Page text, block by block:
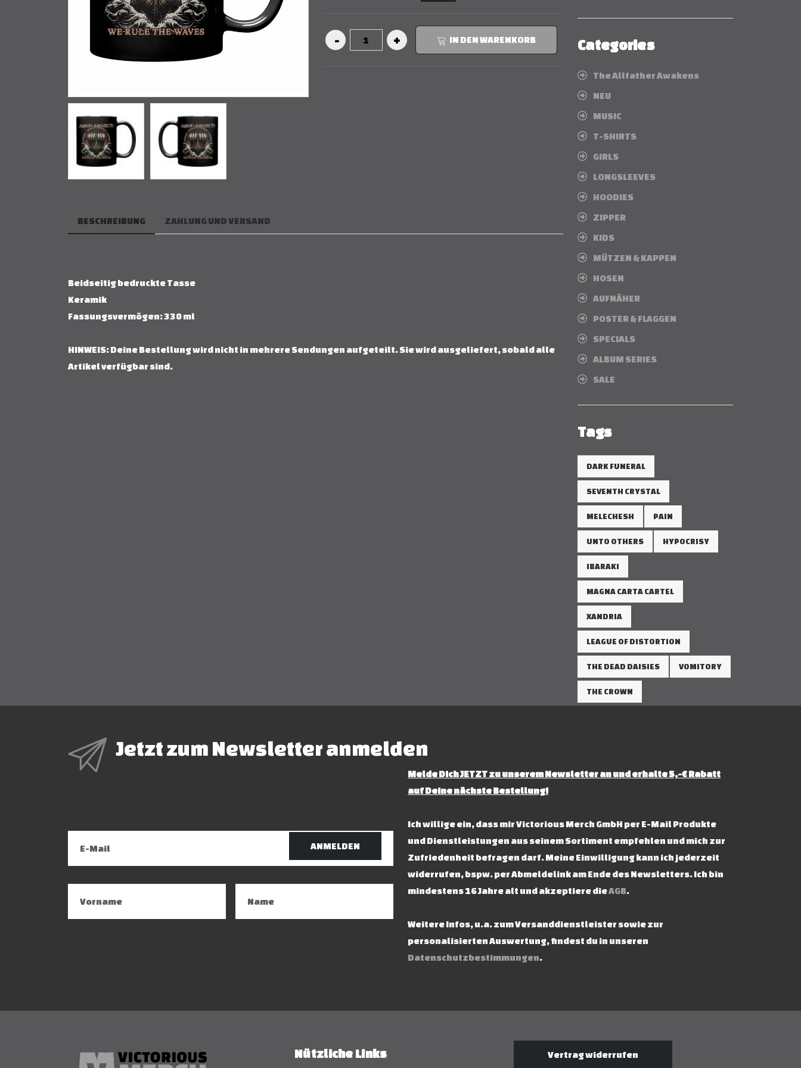
IN DEN WARENKORB
BESCHREIBUNG ZAHLUNG UND VERSAND
Beidseitig bedruckte Tasse
Keramik
Fassungsvermögen: 330 ml
HINWEIS: Deine Bestellung wird nicht in mehrere Sendungen aufgeteilt. Sie wird ausgeliefert, sobald alle
Artikel verfügbar sind.
Categories
The Allfather Awakens
NEU
MUSIC
T-SHIRTS
GIRLS
LONGSLEEVES
HOODIES
ZIPPER
KIDS
MÜTZEN & KAPPEN
HOSEN
AUFNÄHER
POSTER & FLAGGEN
SPECIALS
ALBUM SERIES
SALE
Tags
DARK FUNERAL
SEVENTH CRYSTAL
MELECHESH PAIN
UNTO OTHERS HYPOCRISY
IBARAKI
MAGNA CARTA CARTEL
XANDRIA
LEAGUE OF DISTORTION
THE DEAD DAISIES VOMITORY
THE CROWN
Jetzt zum Newsletter anmelden
ANMELDEN
Melde Dich JETZT zu unserem Newsletter an und erhalte 5,-€ Rabatt
auf Deine nächste Bestellung!
Ich willige ein, dass mir Victorious Merch GmbH per E-Mail Produkte
und Dienstleistungen aus seinem Sortiment empfehlen und mich zur
Zufriedenheit befragen darf. Meine Einwilligung kann ich jederzeit
widerrufen, bspw. per Abmeldelink am Ende des Newsletters. Ich bin
mindestens 16 Jahre alt und akzeptiere dieAGB.
Weitere Infos, u.a. zum Versanddienstleister sowie zur
personalisierten Auswertung, findest du in unseren
Datenschutzbestimmungen.
Nützliche Links Vertrag widerrufen